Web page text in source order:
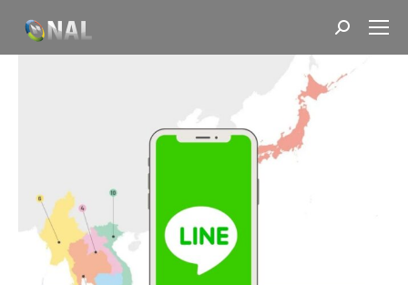
Search: